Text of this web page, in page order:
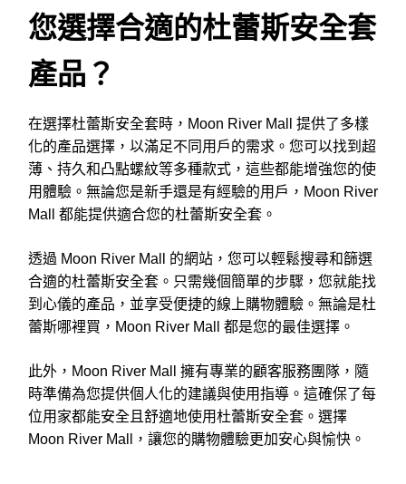
您選擇合適的杜蕾斯安全套
產品？
在選擇杜蕾斯安全套時，Moon River Mall 提供了多樣
化的產品選擇，以滿足不同用戶的需求。您可以找到超
薄、持久和凸點螺紋等多種款式，這些都能增強您的使
用體驗。無論您是新手還是有經驗的用戶，Moon River
Mall 都能提供適合您的杜蕾斯安全套。
透過 Moon River Mall 的網站，您可以輕鬆搜尋和篩選
合適的杜蕾斯安全套。只需幾個簡單的步驟，您就能找
到心儀的產品，並享受便捷的線上購物體驗。無論是杜
蕾斯哪裡買，Moon River Mall 都是您的最佳選擇。
此外，Moon River Mall 擁有專業的顧客服務團隊，隨
時準備為您提供個人化的建議與使用指導。這確保了每
位用家都能安全且舒適地使用杜蕾斯安全套。選擇
Moon River Mall，讓您的購物體驗更加安心與愉快。